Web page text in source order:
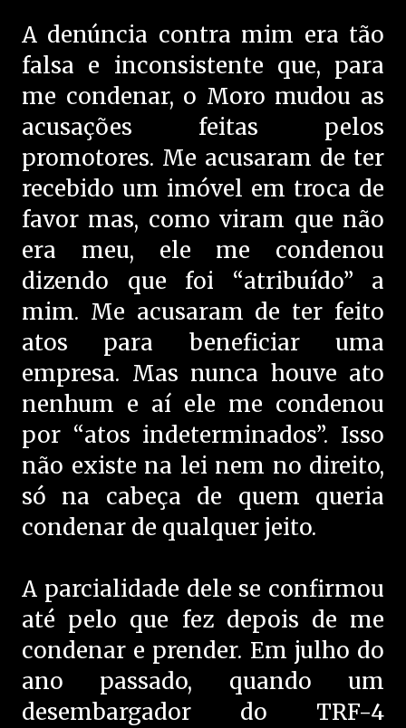
A denúncia contra mim era tão
falsa e inconsistente que, para
me condenar, o Moro mudou as
acusações feitas pelos
promotores. Me acusaram de ter
recebido um imóvel em troca de
favor mas, como viram que não
era meu, ele me condenou
dizendo que foi “atribuído” a
mim. Me acusaram de ter feito
atos para beneficiar uma
empresa. Mas nunca houve ato
nenhum e aí ele me condenou
por “atos indeterminados”. Isso
não existe na lei nem no direito,
só na cabeça de quem queria
condenar de qualquer jeito.
A parcialidade dele se confirmou
até pelo que fez depois de me
condenar e prender. Em julho do
ano passado, quando um
desembargador do TRF-4